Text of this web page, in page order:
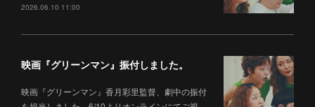
2026.06.10 11:00
映画『グリーンマン』振付しました。
映画『グリーンマン』香月彩里監督、劇中の振付